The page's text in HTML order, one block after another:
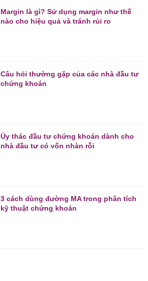
Margin là gì? Sử dụng margin như thế
nào cho hiệu quả và tránh rủi ro
Câu hỏi thường gặp của các nhà đầu tư
chứng khoán
Ủy thác đầu tư chứng khoán dành cho
nhà đầu tư có vốn nhàn rỗi
3 cách dùng đường MA trong phân tích
kỹ thuật chứng khoán